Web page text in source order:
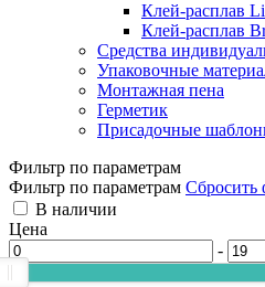
Клей-расплав
Клей-расплав
Средства
Упаковочные
Монтажная пена
Герметик
Присадочные
Фильтр по параметрам
Фильтр по параметрам Сбросить
В наличии
Цена
-